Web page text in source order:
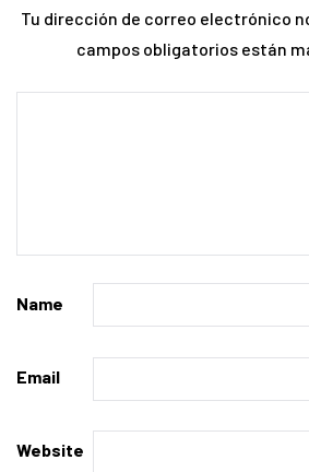
Tu dirección de correo electrónico
campos obligatorios están
Name
Email
Website